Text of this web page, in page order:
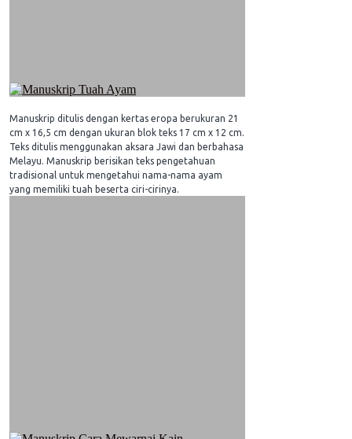
Manuskrip ditulis dengan kertas eropa berukuran 21
cm x 16,5 cm dengan ukuran blok teks 17 cm x 12 cm.
Teks ditulis menggunakan aksara Jawi dan berbahasa
Melayu. Manuskrip berisikan teks pengetahuan
tradisional untuk mengetahui nama-nama ayam
yang memiliki tuah beserta ciri-cirinya.